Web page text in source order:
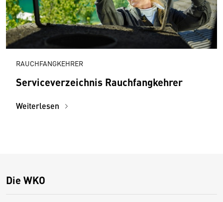
RAUCHFANGKEHRER
Serviceverzeichnis Rauchfangkehrer
Weiterlesen
Die WKO